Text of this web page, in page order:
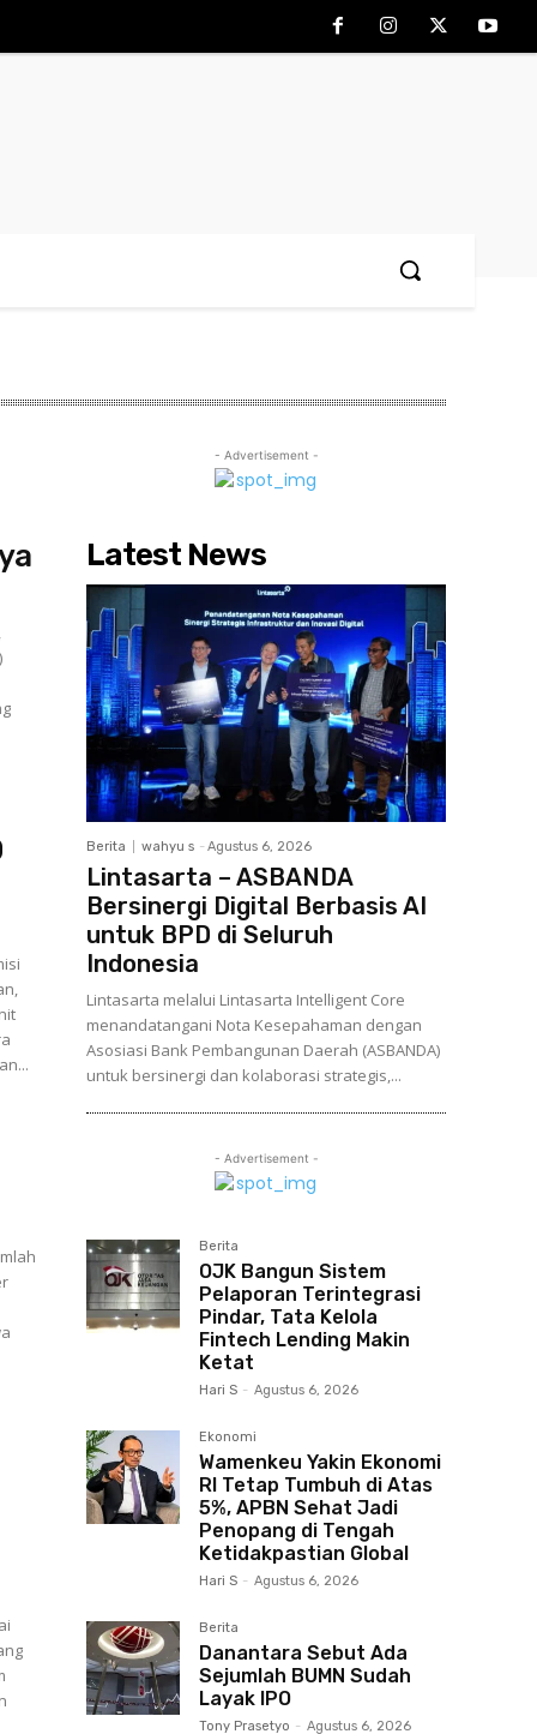
- Advertisement -
Latest News
Berita wahyu s - Agustus 6, 2026
Lintasarta – ASBANDA
Bersinergi Digital Berbasis AI
untuk BPD di Seluruh
Indonesia
Lintasarta melalui Lintasarta Intelligent Core
menandatangani Nota Kesepahaman dengan
Asosiasi Bank Pembangunan Daerah (ASBANDA)
untuk bersinergi dan kolaborasi strategis,...
- Advertisement -
Berita
OJK Bangun Sistem
Pelaporan Terintegrasi
Pindar, Tata Kelola
Fintech Lending Makin
Ketat
Hari S - Agustus 6, 2026
Ekonomi
Wamenkeu Yakin Ekonomi
RI Tetap Tumbuh di Atas
5%, APBN Sehat Jadi
Penopang di Tengah
Ketidakpastian Global
Hari S - Agustus 6, 2026
Berita
Danantara Sebut Ada
Sejumlah BUMN Sudah
Layak IPO
Tony Prasetyo - Agustus 6, 2026